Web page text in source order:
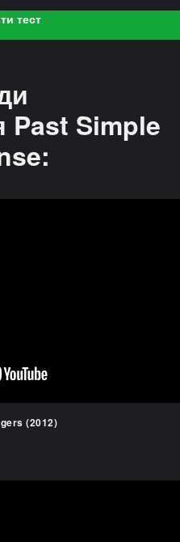
тест
Past Simple
(2012)